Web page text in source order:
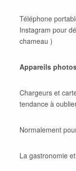
Téléphone
Instagram pour
chameau )
Appareils
Chargeurs et
tendance à
Normalement
La gastronomie